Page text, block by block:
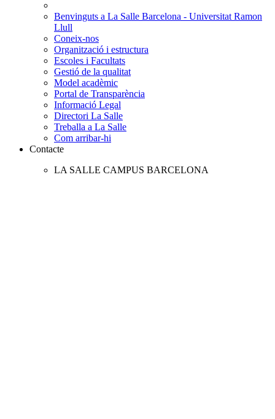
Benvinguts a La Salle Barcelona - Universitat Ramon
Llull
Coneix-nos
Organització i estructura
Escoles i Facultats
Gestió de la qualitat
Model acadèmic
Portal de Transparència
Informació Legal
Directori La Salle
Treballa a La Salle
Com arribar-hi
Contacte
LA SALLE CAMPUS BARCELONA